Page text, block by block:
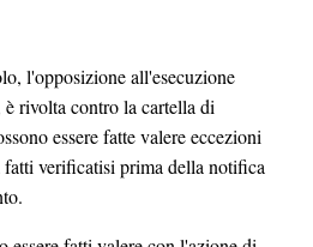
l'opposizione all'esecuzione
rivolta contro la cartella di
essere fatte valere eccezioni
fatti verificatisi prima della notifica